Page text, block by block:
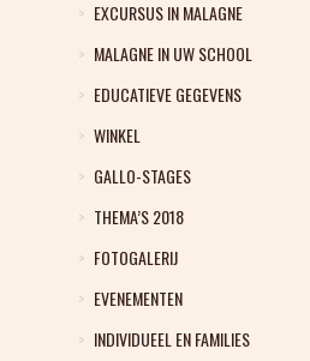
EXCURSUS IN MALAGNE
MALAGNE IN UW SCHOOL
EDUCATIEVE GEGEVENS
WINKEL
GALLO-STAGES
THEMA’S 2018
FOTOGALERIJ
EVENEMENTEN
INDIVIDUEEL EN FAMILIES